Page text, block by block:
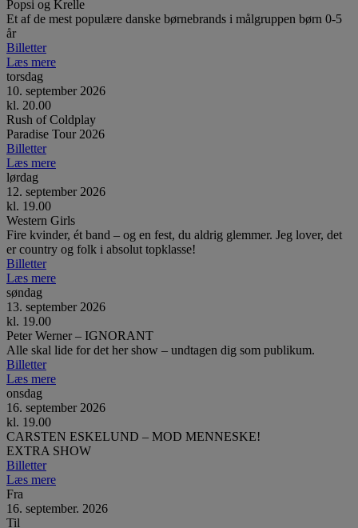
Popsi og Krelle
Et af de mest populære danske børnebrands i målgruppen børn 0-5
år
Billetter
Læs mere
torsdag
10. september 2026
kl. 20.00
Rush of Coldplay
Paradise Tour 2026
Billetter
Læs mere
lørdag
12. september 2026
kl. 19.00
Western Girls
Fire kvinder, ét band – og en fest, du aldrig glemmer. Jeg lover, det
er country og folk i absolut topklasse!
Billetter
Læs mere
søndag
13. september 2026
kl. 19.00
Peter Werner – IGNORANT
Alle skal lide for det her show – undtagen dig som publikum.
Billetter
Læs mere
onsdag
16. september 2026
kl. 19.00
CARSTEN ESKELUND – MOD MENNESKE!
EXTRA SHOW
Billetter
Læs mere
Fra
16. september. 2026
Til